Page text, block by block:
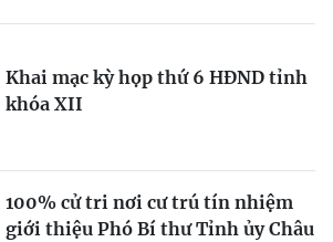
Khai mạc kỳ họp thứ 6 HĐND tỉnh
khóa XII
100% cử tri nơi cư trú tín nhiệm
giới thiệu Phó Bí thư Tỉnh ủy Châu